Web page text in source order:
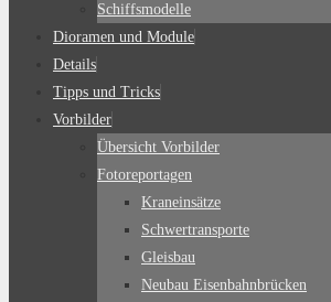
Schiffsmodelle
Dioramen und Module
Details
Tipps und Tricks
Vorbilder
Übersicht Vorbilder
Fotoreportagen
Kraneinsätze
Schwertransporte
Gleisbau
Neubau Eisenbahnbrücken